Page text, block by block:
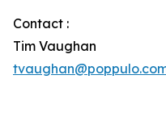
Contact :
Tim Vaughan